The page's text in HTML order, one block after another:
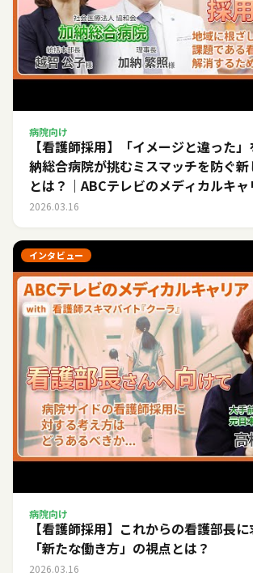
病院向け
【看護師採用】「イメージと違った
納総合病院が挑むミスマッチを防ぐ
とは？｜ABCテレビのメディカルキャ
2026.03.16
インタビュー
病院向け
【看護師採用】これからの看護部長
「新たな働き方」の視点とは？
2026.03.16